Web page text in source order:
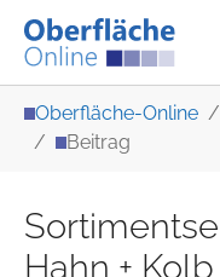
Oberfläche-Online
Beitrag
Hahn + Kolb